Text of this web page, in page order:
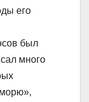
его
был
много